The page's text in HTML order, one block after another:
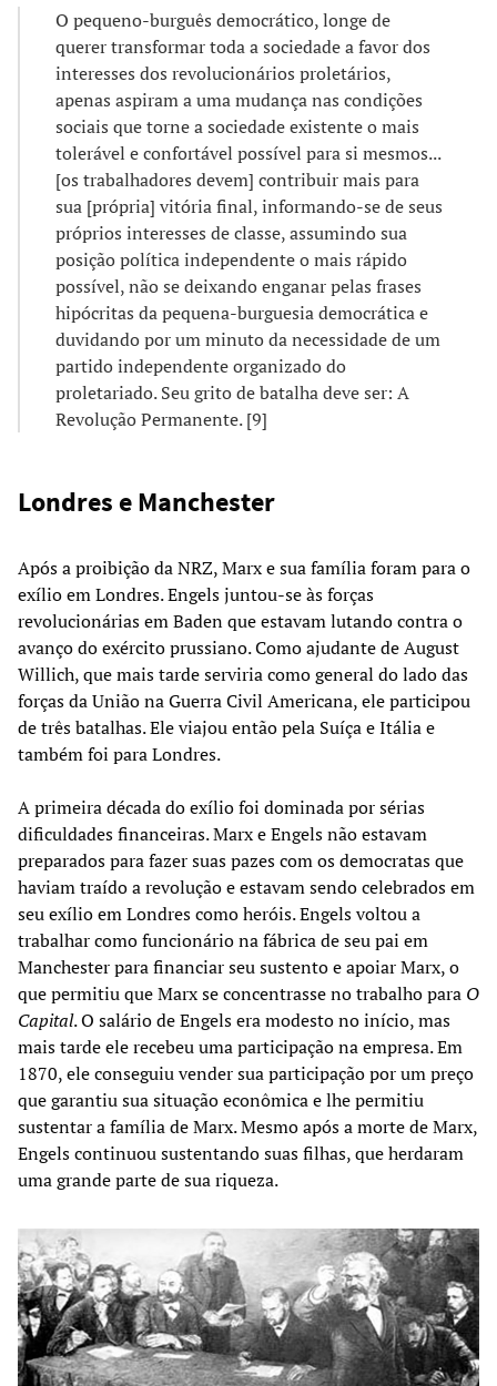
O pequeno-burguês democrático, longe de
querer transformar toda a sociedade a favor dos
interesses dos revolucionários proletários,
apenas aspiram a uma mudança nas condições
sociais que torne a sociedade existente o mais
tolerável e confortável possível para si mesmos...
[os trabalhadores devem] contribuir mais para
sua [própria] vitória final, informando-se de seus
próprios interesses de classe, assumindo sua
posição política independente o mais rápido
possível, não se deixando enganar pelas frases
hipócritas da pequena-burguesia democrática e
duvidando por um minuto da necessidade de um
partido independente organizado do
proletariado. Seu grito de batalha deve ser: A
Revolução Permanente. [9]
Londres e Manchester
Após a proibição da NRZ, Marx e sua família foram para o
exílio em Londres. Engels juntou-se às forças
revolucionárias em Baden que estavam lutando contra o
avanço do exército prussiano. Como ajudante de August
Willich, que mais tarde serviria como general do lado das
forças da União na Guerra Civil Americana, ele participou
de três batalhas. Ele viajou então pela Suíça e Itália e
também foi para Londres.
A primeira década do exílio foi dominada por sérias
dificuldades financeiras. Marx e Engels não estavam
preparados para fazer suas pazes com os democratas que
haviam traído a revolução e estavam sendo celebrados em
seu exílio em Londres como heróis. Engels voltou a
trabalhar como funcionário na fábrica de seu pai em
Manchester para financiar seu sustento e apoiar Marx, o
que permitiu que Marx se concentrasse no trabalho para O
Capital. O salário de Engels era modesto no início, mas
mais tarde ele recebeu uma participação na empresa. Em
1870, ele conseguiu vender sua participação por um preço
que garantiu sua situação econômica e lhe permitiu
sustentar a família de Marx. Mesmo após a morte de Marx,
Engels continuou sustentando suas filhas, que herdaram
uma grande parte de sua riqueza.